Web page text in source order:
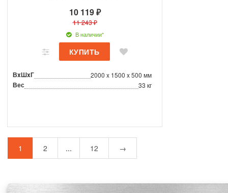
10 119 ₽
11 243 ₽
В наличии*
ВxШxГ 2000 x 1500 x 500 мм
Вес 33 кг
1 2 ... 12 →